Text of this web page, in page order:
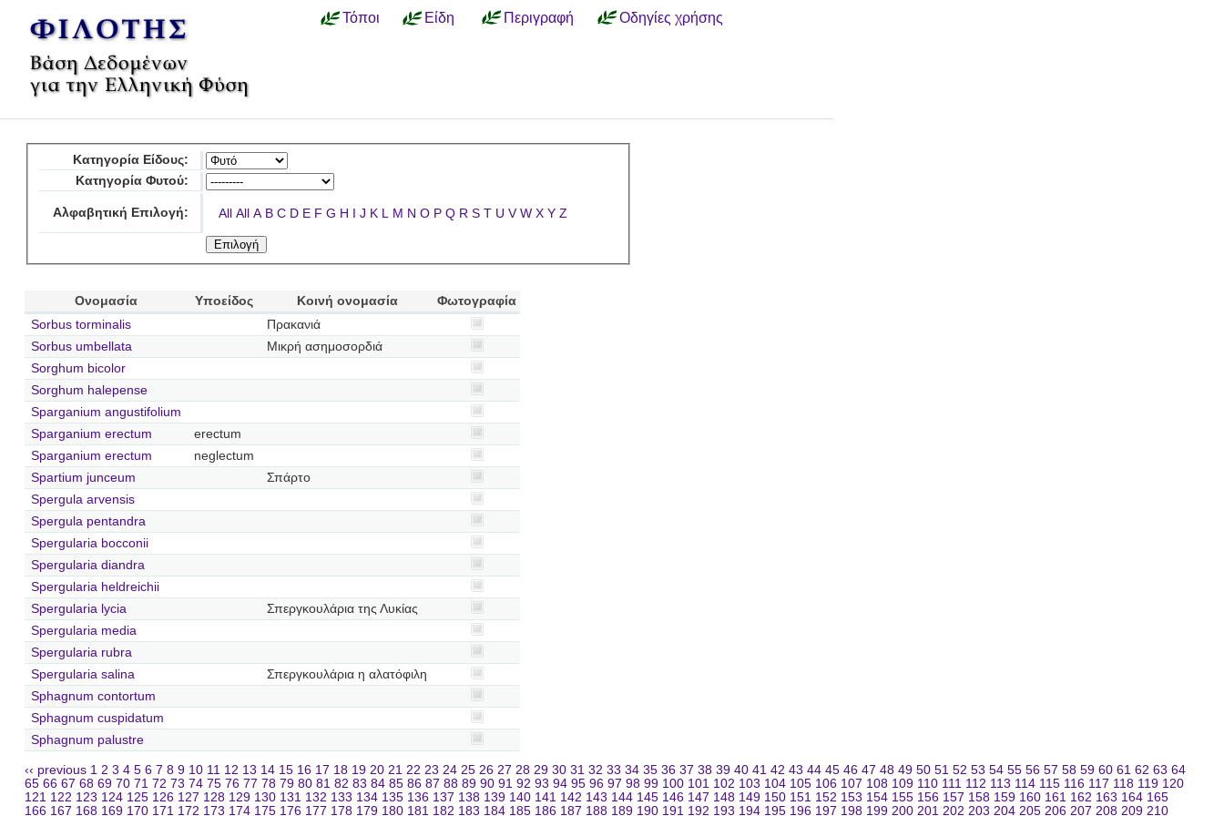
Τόποι Είδη Περιγραφή Οδηγίες χρήσης
Κατηγορία Είδους:
Κατηγορία Φυτού:
Αλφαβητική Επιλογή: All All A B C D E F G H I J K L M N O P Q R S T U V W X Y Z
Ονομασία Υποείδος Κοινή ονομασία
Φωτογραφία
Sorbus torminalis
Πρακανιά
Sorbus umbellata
Μικρή ασημοσορδιά
Sorghum bicolor
Sorghum halepense
Sparganium angustifolium
Sparganium erectum
erectum
Sparganium erectum
neglectum
Spartium junceum
Σπάρτο
Spergula arvensis
Spergula pentandra
Spergularia bocconii
Spergularia diandra
Spergularia heldreichii
Spergularia lycia
Σπεργκουλάρια της Λυκίας
Spergularia media
Spergularia rubra
Spergularia salina
Σπεργκουλάρια η αλατόφιλη
Sphagnum contortum
Sphagnum cuspidatum
Sphagnum palustre
‹‹ previous 1 2 3 4 5 6 7 8 9 10 11 12 13 14 15 16 17 18 19 20 21 22 23 24 25 26 27 28 29 30 31 32 33 34 35 36 37 38 39 40 41 42 43 44 45 46 47 48 49 50 51 52 53 54 55 56 57 58 59 60 61 62 63 64
65 66 67 68 69 70 71 72 73 74 75 76 77 78 79 80 81 82 83 84 85 86 87 88 89 90 91 92 93 94 95 96 97 98 99 100 101 102 103 104 105 106 107 108 109 110 111 112 113 114 115 116 117 118 119 120
121 122 123 124 125 126 127 128 129 130 131 132 133 134 135 136 137 138 139 140 141 142 143 144 145 146 147 148 149 150 151 152 153 154 155 156 157 158 159 160 161 162 163 164 165
166 167 168 169 170 171 172 173 174 175 176 177 178 179 180 181 182 183 184 185 186 187 188 189 190 191 192 193 194 195 196 197 198 199 200 201 202 203 204 205 206 207 208 209 210